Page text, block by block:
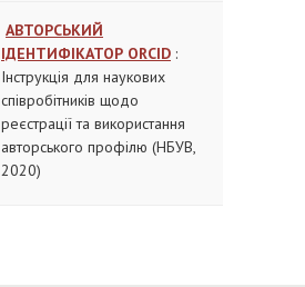
АВТОРСЬКИЙ
ІДЕНТИФІКАТОР ORCID :
Інструкція для наукових
співробітників щодо
реєстрації та використання
авторського профілю (НБУВ,
2020)